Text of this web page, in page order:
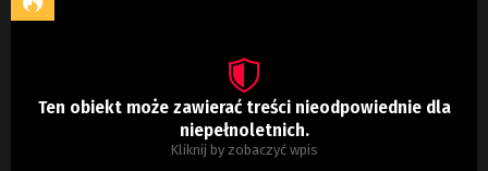
Ten obiekt może zawierać treści nieodpowiednie dla
niepełnoletnich.
Kliknij by zobaczyć wpis